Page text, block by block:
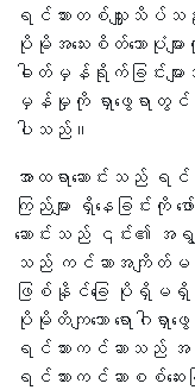
ရင်သားတစ်သျှူးသိပ်သည်
ပိုမိုအသေးစိတ်သောပုံမ
ဓါတ်မှန်ရိုက်ခြင်းမျ
မှန်မှုကို ရှာဖွေရာတွင်
ပါသည်။
အာထရာဆောင်းသည်
ကြည်များ ရှိနေခြင်
ဆောင်းသည် ၎င်း၏ အ
သည် ကင်ဆာအကျိတ်မဟု
ဖြစ်နိုင်ခြေ ပိုရှိမ
ပိုမိုတိကျသော ရောဂါရှ
ရင်သားကင်ဆာသည်
ရင်သားကင်ဆာစစ်ဆေ